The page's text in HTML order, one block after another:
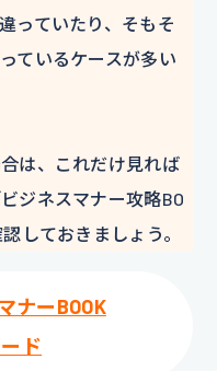
っていたり、そもそ
ているケースが多い
は、これだけ見れば
ジネスマナー攻略BO
しておきましょう。
ナーBOOK
ド